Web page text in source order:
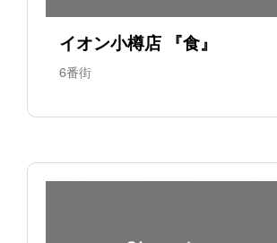
イオン小樽店 『食』
6番街